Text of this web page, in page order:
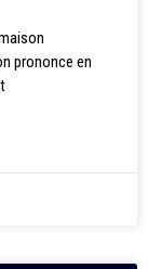
prononce en